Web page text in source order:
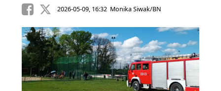
2026-05-09, 16:32 Monika Siwak/BN